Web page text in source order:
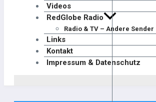
Videos
RedGlobe Radio
Radio & TV – Andere Sender
Links
Kontakt
Impressum & Datenschutz